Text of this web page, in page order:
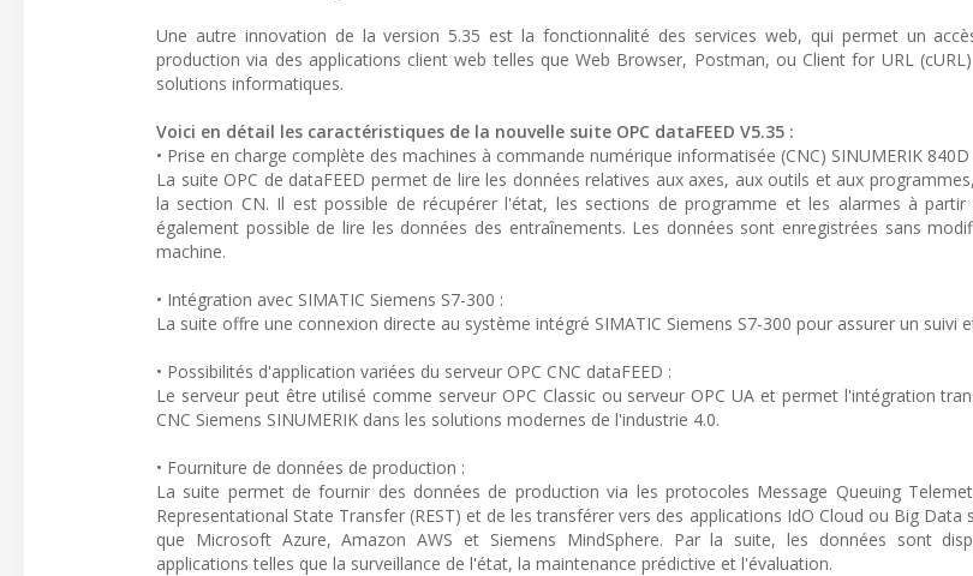
Une autre innovation de la version 5.35 est la fonctionnalité des services web, qui permet un
production via des applications client web telles que Web Browser, Postman, ou Client for URL
solutions informatiques.
Voici en détail les caractéristiques de la nouvelle suite OPC dataFEED V5.35 :
• Prise en charge complète des machines à commande numérique informatisée (CNC) SINUMERIK 840D
La suite OPC de dataFEED permet de lire les données relatives aux axes, aux outils et aux
la section CN. Il est possible de récupérer l'état, les sections de programme et les alarmes à
également possible de lire les données des entraînements. Les données sont enregistrées sans
machine.
• Intégration avec SIMATIC Siemens S7-300 :
La suite offre une connexion directe au système intégré SIMATIC Siemens S7-300 pour assurer un suivi
• Possibilités d'application variées du serveur OPC CNC dataFEED :
Le serveur peut être utilisé comme serveur OPC Classic ou serveur OPC UA et permet l'intégration
CNC Siemens SINUMERIK dans les solutions modernes de l'industrie 4.0.
• Fourniture de données de production :
La suite permet de fournir des données de production via les protocoles Message Queuing
Representational State Transfer (REST) et de les transférer vers des applications IdO Cloud ou Big Data
que Microsoft Azure, Amazon AWS et Siemens MindSphere. Par la suite, les données sont
applications telles que la surveillance de l'état, la maintenance prédictive et l'évaluation.